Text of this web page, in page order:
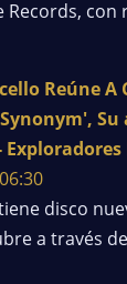
Records, con
Reúne
disco
a través